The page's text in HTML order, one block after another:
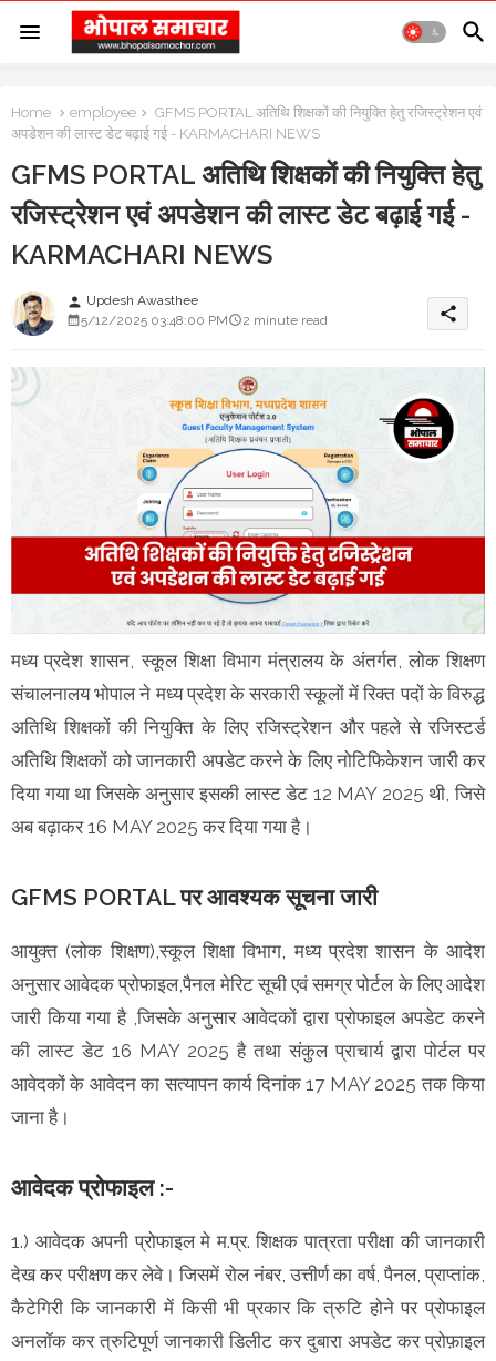
Home employee
GFMS PORTAL अतिथि शिक्षकों की नियुक्ति हेतु रजिस्ट्रेशन एवं
अपडेशन की लास्ट डेट बढ़ाई गई - KARMACHARI NEWS
GFMS PORTAL अतिथि शिक्षकों की नियुक्ति हेतु
रजिस्ट्रेशन एवं अपडेशन की लास्ट डेट बढ़ाई गई -
KARMACHARI NEWS
person Updesh Awasthee
5/12/2025 03:48:00 PM
2 minute read share
मध्य प्रदेश शासन, स्कूल शिक्षा विभाग मंत्रालय के अंतर्गत, लोक शिक्षण
संचालनालय भोपाल ने मध्य प्रदेश के सरकारी स्कूलों में रिक्त पदों के विरुद्ध
अतिथि शिक्षकों की नियुक्ति के लिए रजिस्ट्रेशन और पहले से रजिस्टर्ड
अतिथि शिक्षकों को जानकारी अपडेट करने के लिए नोटिफिकेशन जारी कर
दिया गया था जिसके अनुसार इसकी लास्ट डेट 12 MAY 2025 थी, जिसे
अब बढ़ाकर 16 MAY 2025 कर दिया गया है।
GFMS PORTAL पर आवश्यक सूचना जारी
आयुक्त (लोक शिक्षण),स्कूल शिक्षा विभाग, मध्य प्रदेश शासन के आदेश
अनुसार आवेदक प्रोफाइल,पैनल मेरिट सूची एवं समग्र पोर्टल के लिए आदेश
जारी किया गया है ,जिसके अनुसार आवेदकों द्वारा प्रोफाइल अपडेट करने
की लास्ट डेट 16 MAY 2025 है तथा संकुल प्राचार्य द्वारा पोर्टल पर
आवेदकों के आवेदन का सत्यापन कार्य दिनांक 17 MAY 2025 तक किया
जाना है।
आवेदक प्रोफाइल :-
1.) आवेदक अपनी प्रोफाइल मे म.प्र. शिक्षक पात्रता परीक्षा की जानकारी
देख कर परीक्षण कर लेवे। जिसमें रोल नंबर, उत्तीर्ण का वर्ष, पैनल, प्राप्तांक,
कैटेगिरी कि जानकारी में किसी भी प्रकार कि त्रुटि होने पर प्रोफाइल
अनलॉक कर त्रुटिपूर्ण जानकारी डिलीट कर दुबारा अपडेट कर प्रोफ़ाइल